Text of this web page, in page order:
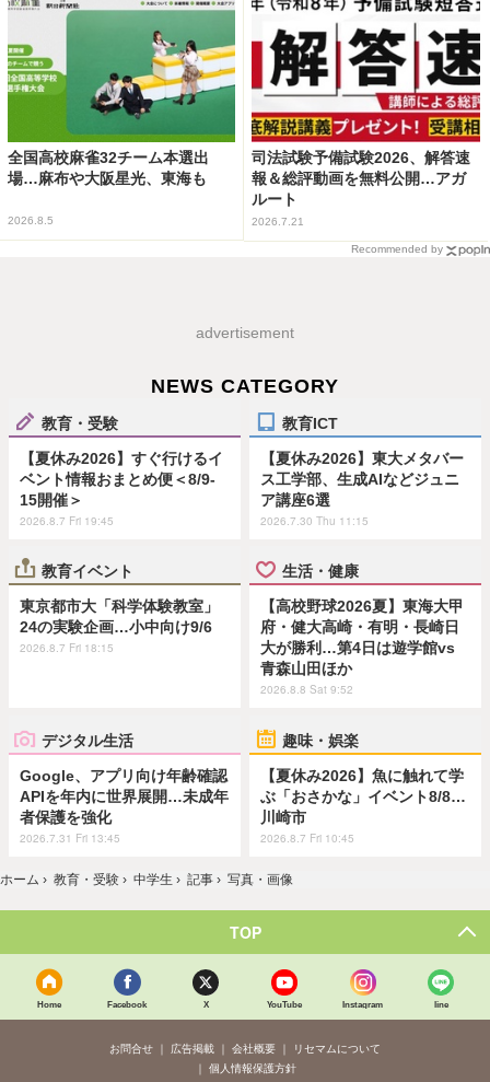
全国高校麻雀32チーム本選出
場…麻布や大阪星光、東海も
2026.8.5
司法試験予備試験2026、解答速
報＆総評動画を無料公開…アガ
ルート
2026.7.21
Recommended by
advertisement
NEWS CATEGORY
教育・受験
【夏休み2026】すぐ行けるイ
ベント情報おまとめ便＜8/9-
15開催＞
2026.8.7 Fri 19:45
教育ICT
【夏休み2026】東大メタバー
ス工学部、生成AIなどジュニ
ア講座6選
2026.7.30 Thu 11:15
教育イベント
東京都市大「科学体験教室」
24の実験企画…小中向け9/6
2026.8.7 Fri 18:15
生活・健康
【高校野球2026夏】東海大甲
府・健大高崎・有明・長崎日
大が勝利…第4日は遊学館vs
青森山田ほか
2026.8.8 Sat 9:52
デジタル生活
Google、アプリ向け年齢確認
APIを年内に世界展開…未成年
者保護を強化
2026.7.31 Fri 13:45
趣味・娯楽
【夏休み2026】魚に触れて学
ぶ「おさかな」イベント8/8…
川崎市
2026.8.7 Fri 10:45
ホーム › 教育・受験 › 中学生 › 記事 › 写真・画像
TOP
Home Facebook X YouTube Instagram line
お問合せ 広告掲載 会社概要
リセマムについて
個人情報保護方針